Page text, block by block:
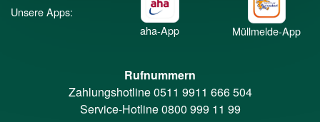
Unsere Apps:
aha-App
Müllmelde-App
Rufnummern
Zahlungshotline0511 9911 666 504
Service-Hotline0800 999 11 99